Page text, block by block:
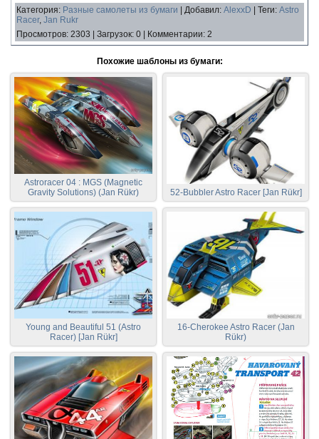
Категория: Разные самолеты из бумаги Добавил: AlexxD Теги: Astro
Racer, Jan Rukr
Просмотров: 2303 Загрузок: 0 Комментарии: 2
Похожие шаблоны из бумаги:
Astroracer 04 : MGS (Magnetic
Gravity Solutions) (Jan Rükr)
52-Bubbler Astro Racer [Jan Rükr]
Young and Beautiful 51 (Astro
Racer) [Jan Rükr]
16-Cherokee Astro Racer (Jan
Rükr)